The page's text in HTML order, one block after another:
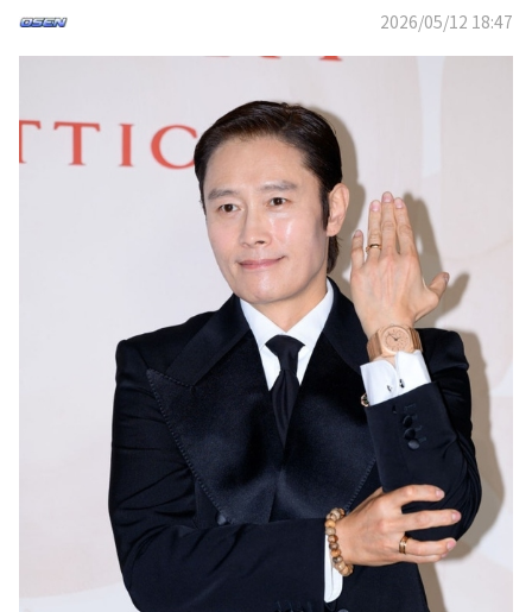
2026/05/12 18:47